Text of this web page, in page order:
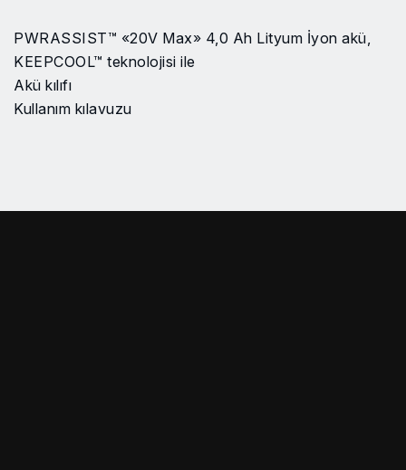
PWRASSIST™ «20V Max» 4,0 Ah Lityum İyon akü,
KEEPCOOL™ teknolojisi ile
Akü kılıfı
Kullanım kılavuzu